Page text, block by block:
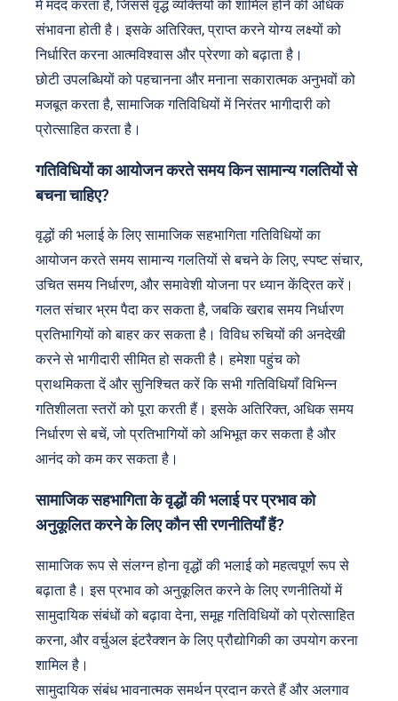
में मदद करता है, जिससे वृद्ध व्यक्तियों को शामिल होने की अधिक
संभावना होती है। इसके अतिरिक्त, प्राप्त करने योग्य लक्ष्यों को
निर्धारित करना आत्मविश्वास और प्रेरणा को बढ़ाता है।
छोटी उपलब्धियों को पहचानना और मनाना सकारात्मक अनुभवों को
मजबूत करता है, सामाजिक गतिविधियों में निरंतर भागीदारी को
प्रोत्साहित करता है।
गतिविधियों का आयोजन करते समय किन सामान्य गलतियों से
बचना चाहिए?
वृद्धों की भलाई के लिए सामाजिक सहभागिता गतिविधियों का
आयोजन करते समय सामान्य गलतियों से बचने के लिए, स्पष्ट संचार,
उचित समय निर्धारण, और समावेशी योजना पर ध्यान केंद्रित करें।
गलत संचार भ्रम पैदा कर सकता है, जबकि खराब समय निर्धारण
प्रतिभागियों को बाहर कर सकता है। विविध रुचियों की अनदेखी
करने से भागीदारी सीमित हो सकती है। हमेशा पहुंच को
प्राथमिकता दें और सुनिश्चित करें कि सभी गतिविधियाँ विभिन्न
गतिशीलता स्तरों को पूरा करती हैं। इसके अतिरिक्त, अधिक समय
निर्धारण से बचें, जो प्रतिभागियों को अभिभूत कर सकता है और
आनंद को कम कर सकता है।
सामाजिक सहभागिता के वृद्धों की भलाई पर प्रभाव को
अनुकूलित करने के लिए कौन सी रणनीतियाँ हैं?
सामाजिक रूप से संलग्न होना वृद्धों की भलाई को महत्वपूर्ण रूप से
बढ़ाता है। इस प्रभाव को अनुकूलित करने के लिए रणनीतियों में
सामुदायिक संबंधों को बढ़ावा देना, समूह गतिविधियों को प्रोत्साहित
करना, और वर्चुअल इंटरैक्शन के लिए प्रौद्योगिकी का उपयोग करना
शामिल है।
सामुदायिक संबंध भावनात्मक समर्थन प्रदान करते हैं और अलगाव